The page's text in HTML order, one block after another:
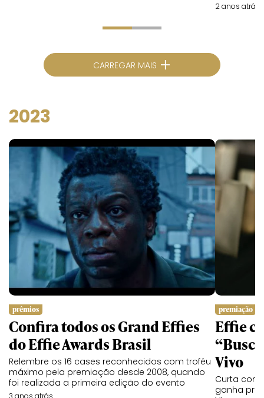
2 anos atrás
CARREGAR MAIS +
2023
prêmios
Confira todos os Grand Effies
do Effie Awards Brasil
Relembre os 16 cases reconhecidos com troféu
máximo pela premiação desde 2008, quando
foi realizada a primeira edição do evento
3 anos atrás
premiação
Effie
Vivo
Curta com
ganha